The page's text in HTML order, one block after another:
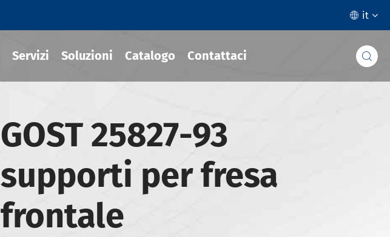
 it
Servizi Soluzioni Catalogo Contattaci 
GOST 25827-93
supporti per fresa
frontale